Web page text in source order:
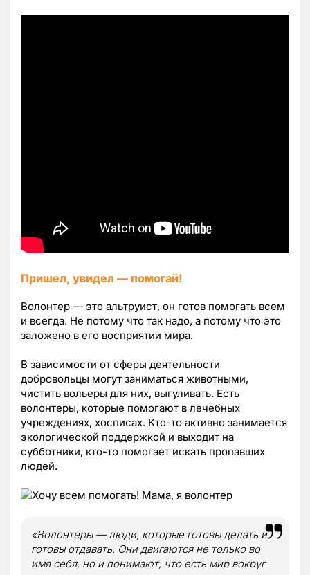
Пришел, увидел — помогай!
Волонтер — это альтруист, он готов помогать всем
и всегда. Не потому что так надо, а потому что это
заложено в его восприятии мира.
В зависимости от сферы деятельности
добровольцы могут заниматься животными,
чистить вольеры для них, выгуливать. Есть
волонтеры, которые помогают в лечебных
учреждениях, хосписах. Кто-то активно занимается
экологической поддержкой и выходит на
субботники, кто-то помогает искать пропавших
людей.
«Волонтеры — люди, которые готовы делать и
готовы отдавать. Они двигаются не только во
имя себя, но и понимают, что есть мир вокруг